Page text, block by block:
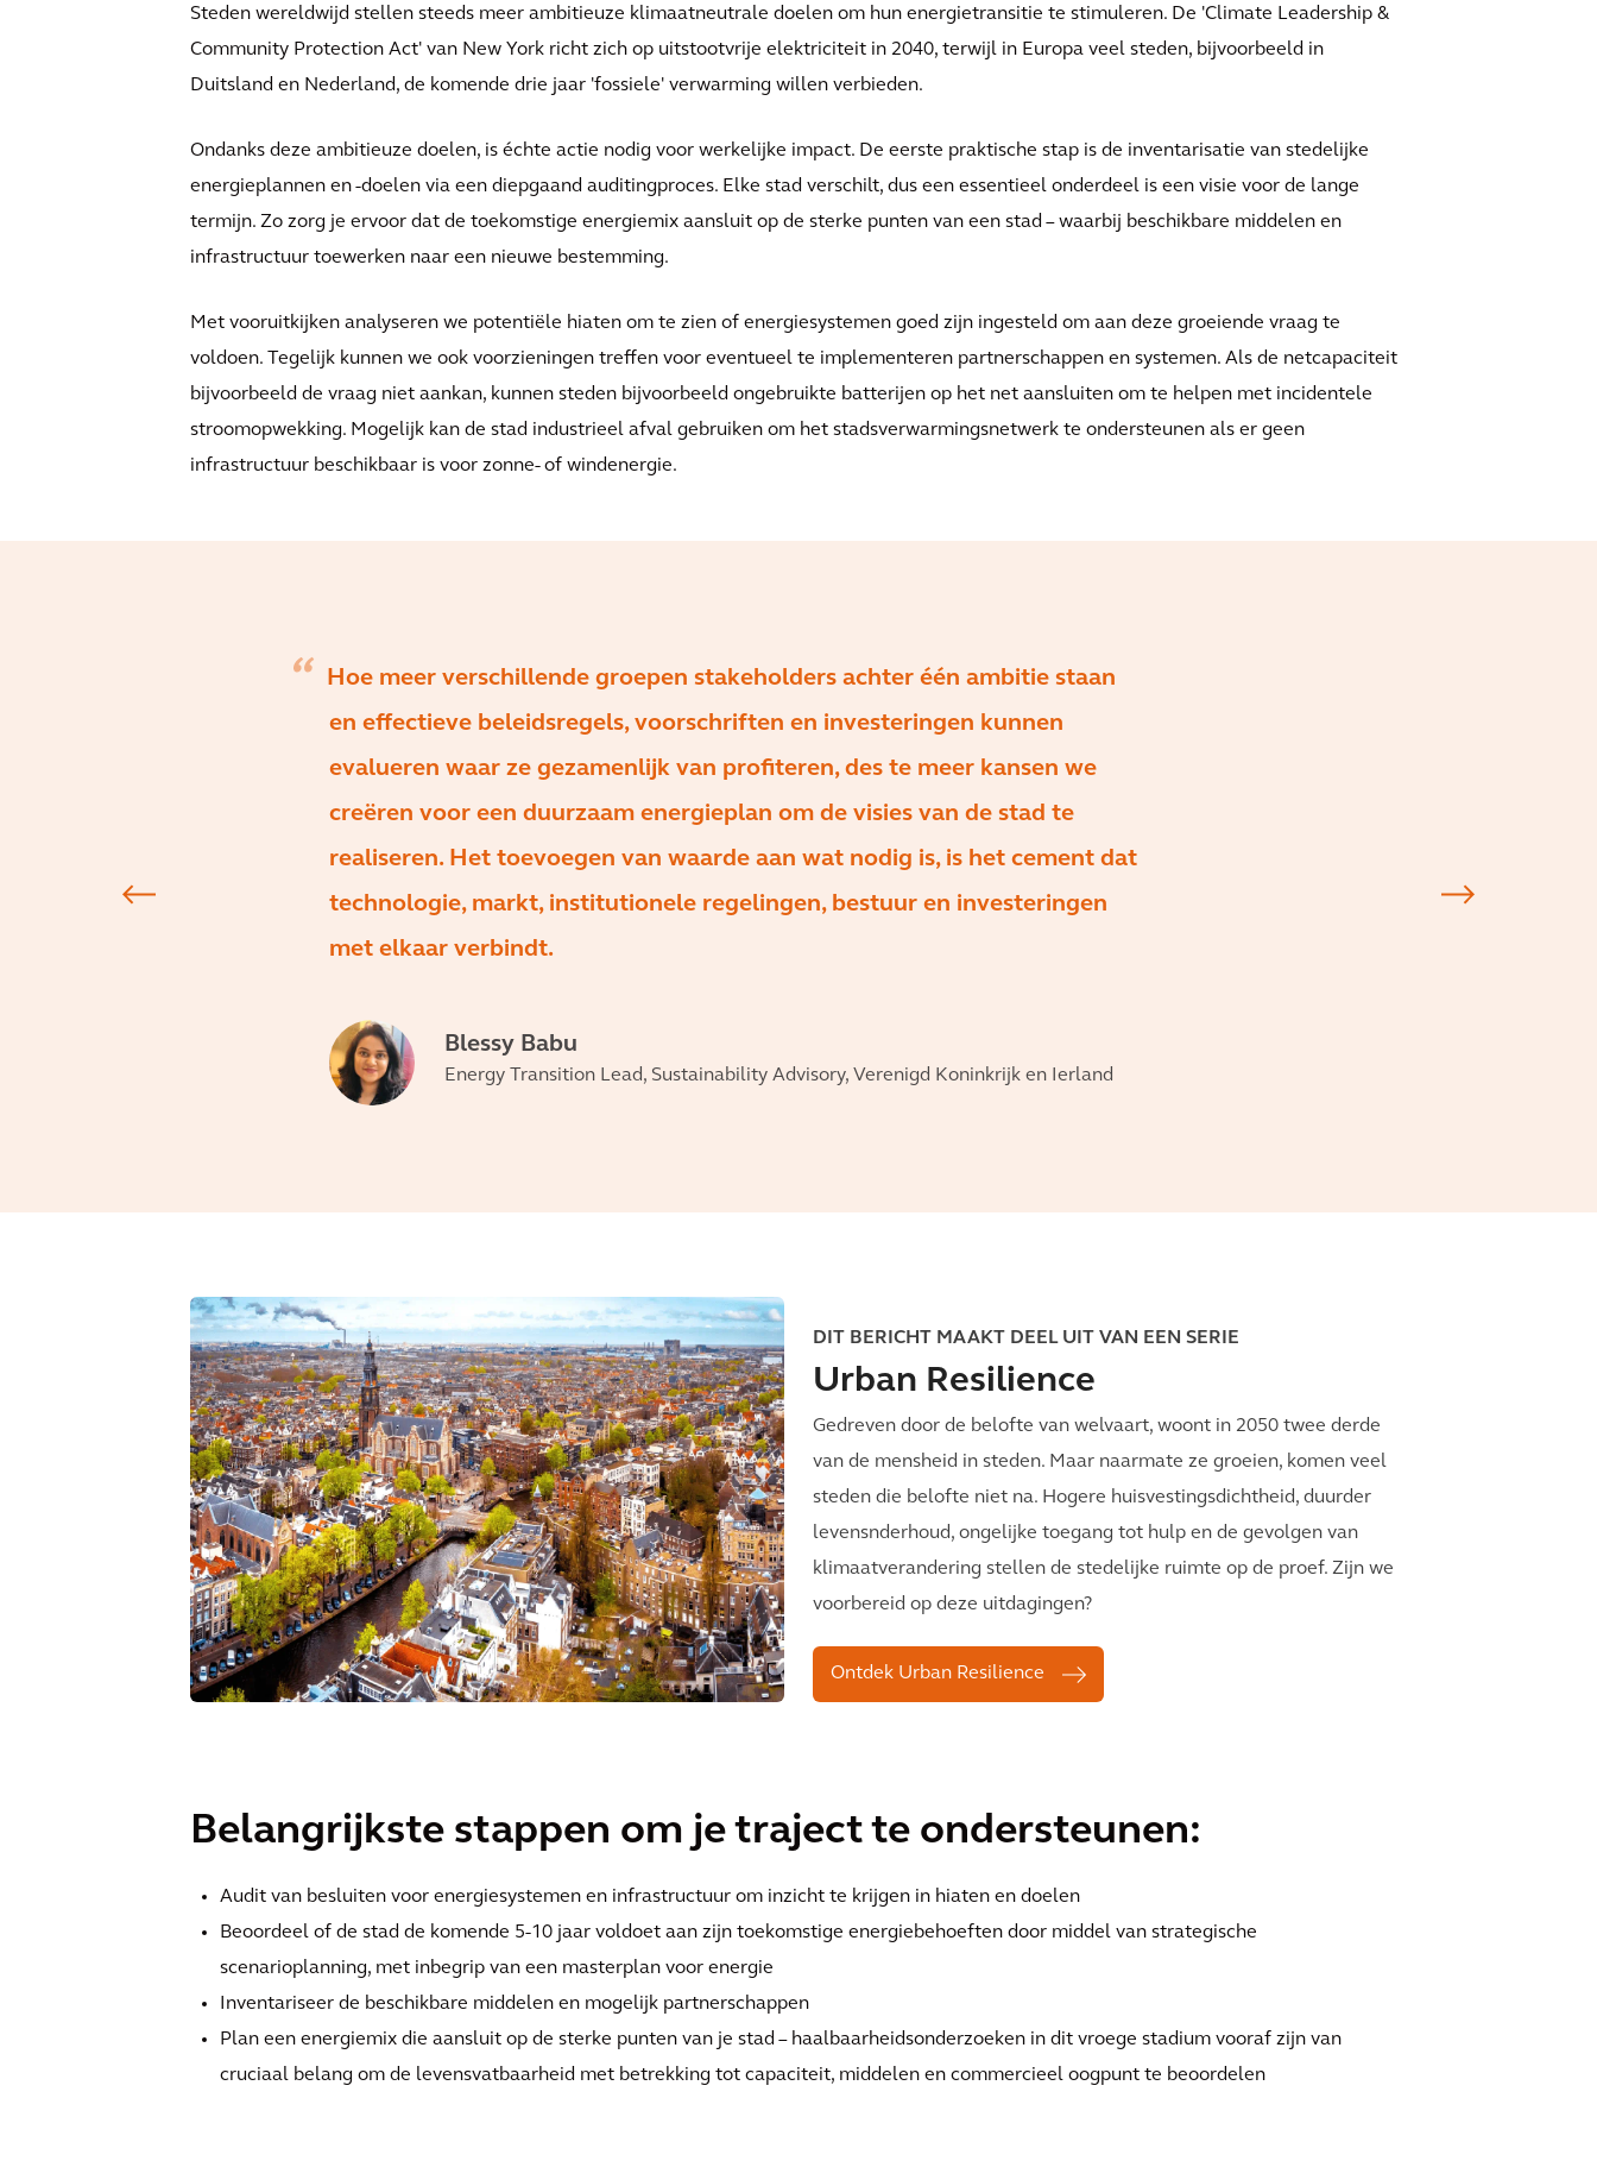
Steden wereldwijd stellen steeds meer ambitieuze klimaatneutrale doelen om hun energietransitie te stimuleren. De 'Climate Leadership &
Community Protection Act' van New York richt zich op uitstootvrije elektriciteit in 2040, terwijl in Europa veel steden, bijvoorbeeld in
Duitsland en Nederland, de komende drie jaar 'fossiele' verwarming willen verbieden.
Ondanks deze ambitieuze doelen, is échte actie nodig voor werkelijke impact. De eerste praktische stap is de inventarisatie van stedelijke
energieplannen en -doelen via een diepgaand auditingproces. Elke stad verschilt, dus een essentieel onderdeel is een visie voor de lange
termijn. Zo zorg je ervoor dat de toekomstige energiemix aansluit op de sterke punten van een stad – waarbij beschikbare middelen en
infrastructuur toewerken naar een nieuwe bestemming.
Met vooruitkijken analyseren we potentiële hiaten om te zien of energiesystemen goed zijn ingesteld om aan deze groeiende vraag te
voldoen. Tegelijk kunnen we ook voorzieningen treffen voor eventueel te implementeren partnerschappen en systemen. Als de netcapaciteit
bijvoorbeeld de vraag niet aankan, kunnen steden bijvoorbeeld ongebruikte batterijen op het net aansluiten om te helpen met incidentele
stroomopwekking. Mogelijk kan de stad industrieel afval gebruiken om het stadsverwarmingsnetwerk te ondersteunen als er geen
infrastructuur beschikbaar is voor zonne- of windenergie.
Hoe meer verschillende groepen stakeholders achter één ambitie staan
en effectieve beleidsregels, voorschriften en investeringen kunnen
evalueren waar ze gezamenlijk van profiteren, des te meer kansen we
creëren voor een duurzaam energieplan om de visies van de stad te
realiseren. Het toevoegen van waarde aan wat nodig is, is het cement dat
technologie, markt, institutionele regelingen, bestuur en investeringen
met elkaar verbindt.
Blessy Babu
Energy Transition Lead, Sustainability Advisory, Verenigd Koninkrijk en Ierland
DIT BERICHT MAAKT DEEL UIT VAN EEN SERIE
Urban Resilience
Gedreven door de belofte van welvaart, woont in 2050 twee derde
van de mensheid in steden. Maar naarmate ze groeien, komen veel
steden die belofte niet na. Hogere huisvestingsdichtheid, duurder
levensnderhoud, ongelijke toegang tot hulp en de gevolgen van
klimaatverandering stellen de stedelijke ruimte op de proef. Zijn we
voorbereid op deze uitdagingen?
Ontdek Urban Resilience
Belangrijkste stappen om je traject te ondersteunen:
Audit van besluiten voor energiesystemen en infrastructuur om inzicht te krijgen in hiaten en doelen
Beoordeel of de stad de komende 5-10 jaar voldoet aan zijn toekomstige energiebehoeften door middel van strategische
scenarioplanning, met inbegrip van een masterplan voor energie
Inventariseer de beschikbare middelen en mogelijk partnerschappen
Plan een energiemix die aansluit op de sterke punten van je stad – haalbaarheidsonderzoeken in dit vroege stadium vooraf zijn van
cruciaal belang om de levensvatbaarheid met betrekking tot capaciteit, middelen en commercieel oogpunt te beoordelen